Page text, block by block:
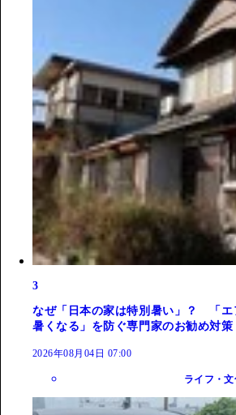
3
なぜ「日本の家は特別暑い」？ 「エ
暑くなる」を防ぐ専門家のお勧め対策
2026年08月04日 07:00
ライフ・